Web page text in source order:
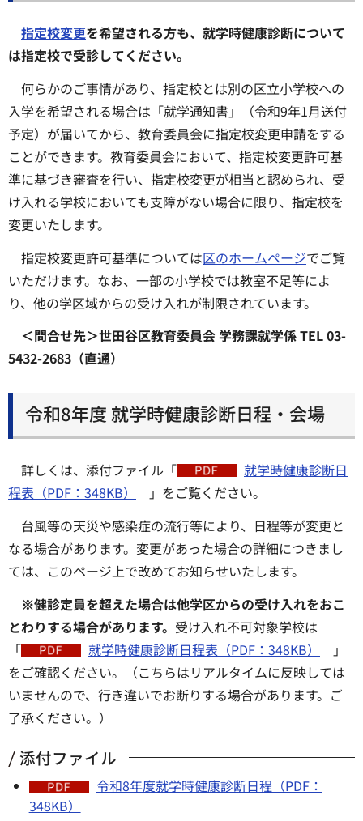
指定校変更を希望される方も、就学時健康診断について
は指定校で受診してください。
何らかのご事情があり、指定校とは別の区立小学校への
入学を希望される場合は「就学通知書」（令和9年1月送付
予定）が届いてから、教育委員会に指定校変更申請をする
ことができます。教育委員会において、指定校変更許可基
準に基づき審査を行い、指定校変更が相当と認められ、受
け入れる学校においても支障がない場合に限り、指定校を
変更いたします。
指定校変更許可基準については区のホームページでご覧
いただけます。なお、一部の小学校では教室不足等によ
り、他の学区域からの受け入れが制限されています。
＜問合せ先＞世田谷区教育委員会 学務課就学係 TEL 03-
5432-2683（直通）
令和8年度 就学時健康診断日程・会場
詳しくは、添付ファイル「
就学時健康診断日
程表（PDF：348KB）
」をご覧ください。
台風等の天災や感染症の流行等により、日程等が変更と
なる場合があります。変更があった場合の詳細につきまし
ては、このページ上で改めてお知らせいたします。
※健診定員を超えた場合は他学区からの受け入れをおこ
とわりする場合があります。 受け入れ不可対象学校は
「
就学時健康診断日程表（PDF：348KB）
」
をご確認ください。（こちらはリアルタイムに反映しては
いませんので、行き違いでお断りする場合があります。ご
了承ください。）
添付ファイル
令和8年度就学時健康診断日程（PDF：
348KB）